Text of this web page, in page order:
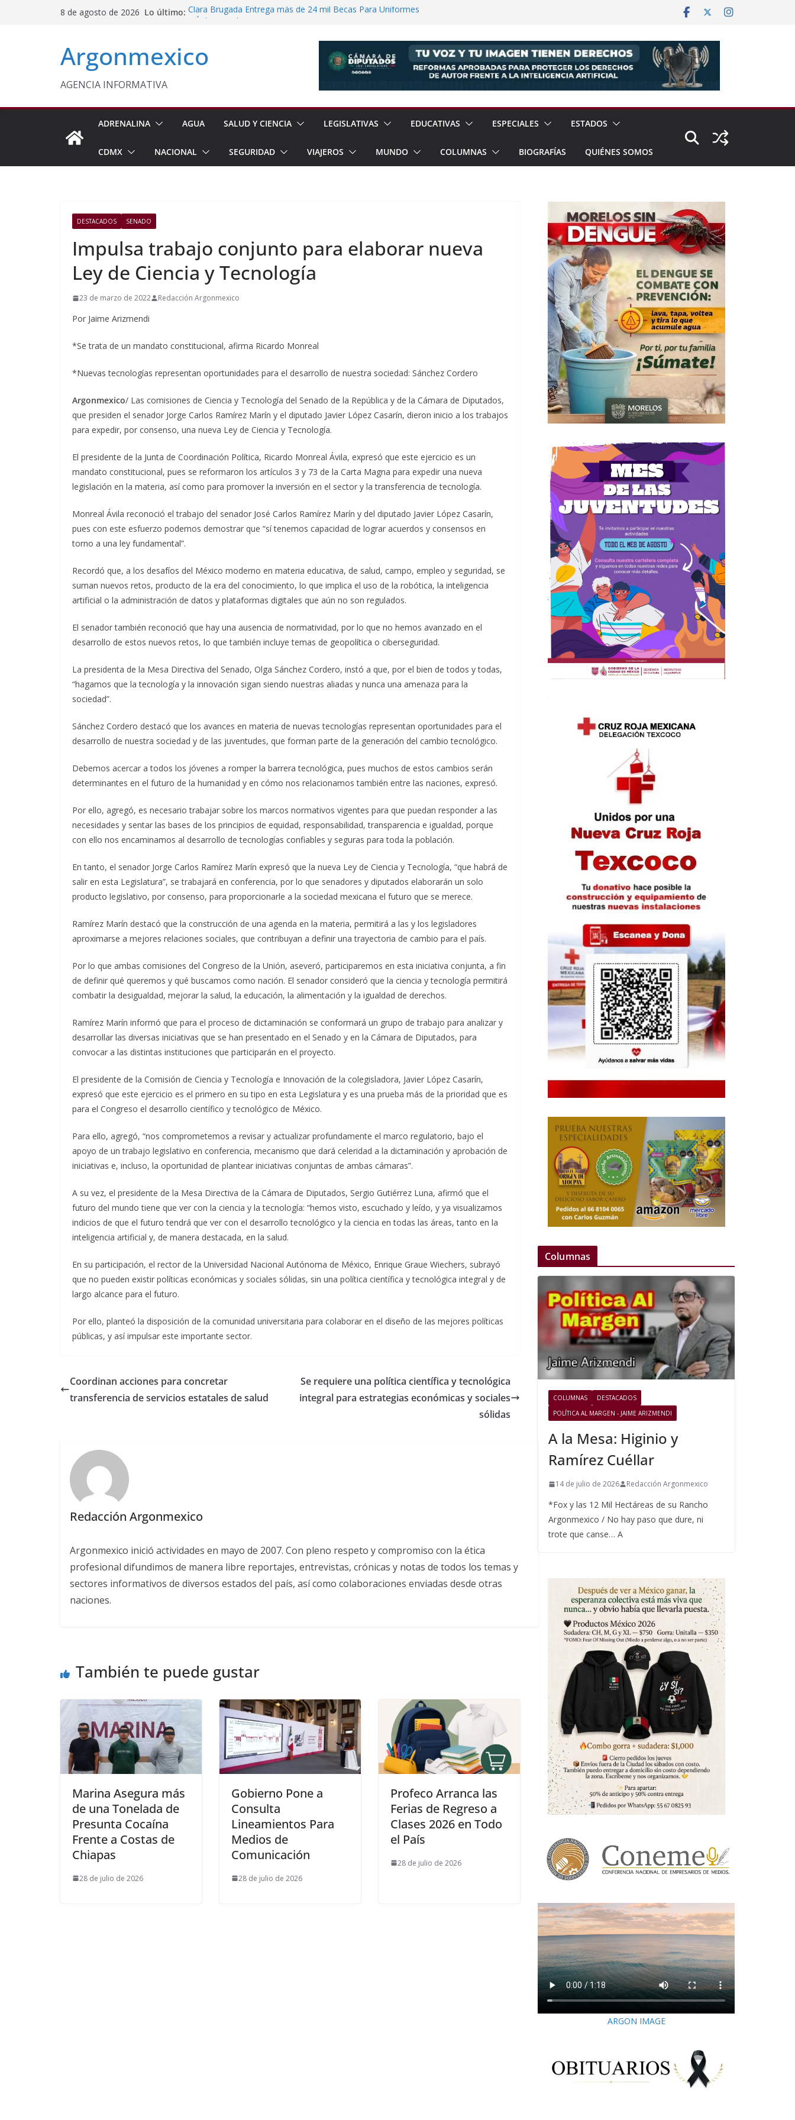
8 de agosto de 2026 Lo último: Clara Brugada Entrega más de 24 mil Becas Para Uniformes
Chimalhuacán
Sheinbaum Entrega Pensión Mujeres Bienestar a
y Perú
Argonmexico
AGENCIA INFORMATIVA
ADRENALINA AGUA SALUD Y CIENCIA LEGISLATIVAS EDUCATIVAS ESPECIALES ESTADOS
CDMX NACIONAL SEGURIDAD VIAJEROS MUNDO COLUMNAS BIOGRAFÍAS QUIÉNES SOMOS
DESTACADOS SENADO
Impulsa trabajo conjunto para elaborar nueva
Ley de Ciencia y Tecnología
23 de marzo de 2022 Redacción Argonmexico
Por Jaime Arizmendi
*Se trata de un mandato constitucional, afirma Ricardo Monreal
*Nuevas tecnologías representan oportunidades para el desarrollo de nuestra sociedad: Sánchez Cordero
Argonmexico/ Las comisiones de Ciencia y Tecnología del Senado de la República y de la Cámara de Diputados,
que presiden el senador Jorge Carlos Ramírez Marín y el diputado Javier López Casarín, dieron inicio a los trabajos
para expedir, por consenso, una nueva Ley de Ciencia y Tecnología.
El presidente de la Junta de Coordinación Política, Ricardo Monreal Ávila, expresó que este ejercicio es un
mandato constitucional, pues se reformaron los artículos 3 y 73 de la Carta Magna para expedir una nueva
legislación en la materia, así como para promover la inversión en el sector y la transferencia de tecnología.
Monreal Ávila reconoció el trabajo del senador José Carlos Ramírez Marín y del diputado Javier López Casarín,
pues con este esfuerzo podemos demostrar que “sí tenemos capacidad de lograr acuerdos y consensos en
torno a una ley fundamental”.
Recordó que, a los desafíos del México moderno en materia educativa, de salud, campo, empleo y seguridad, se
suman nuevos retos, producto de la era del conocimiento, lo que implica el uso de la robótica, la inteligencia
artificial o la administración de datos y plataformas digitales que aún no son regulados.
El senador también reconoció que hay una ausencia de normatividad, por lo que no hemos avanzado en el
desarrollo de estos nuevos retos, lo que también incluye temas de geopolítica o ciberseguridad.
La presidenta de la Mesa Directiva del Senado, Olga Sánchez Cordero, instó a que, por el bien de todos y todas,
“hagamos que la tecnología y la innovación sigan siendo nuestras aliadas y nunca una amenaza para la
sociedad”.
Sánchez Cordero destacó que los avances en materia de nuevas tecnologías representan oportunidades para el
desarrollo de nuestra sociedad y de las juventudes, que forman parte de la generación del cambio tecnológico.
Debemos acercar a todos los jóvenes a romper la barrera tecnológica, pues muchos de estos cambios serán
determinantes en el futuro de la humanidad y en cómo nos relacionamos también entre las naciones, expresó.
Por ello, agregó, es necesario trabajar sobre los marcos normativos vigentes para que puedan responder a las
necesidades y sentar las bases de los principios de equidad, responsabilidad, transparencia e igualdad, porque
con ello nos encaminamos al desarrollo de tecnologías confiables y seguras para toda la población.
En tanto, el senador Jorge Carlos Ramírez Marín expresó que la nueva Ley de Ciencia y Tecnología, “que habrá de
salir en esta Legislatura”, se trabajará en conferencia, por lo que senadores y diputados elaborarán un solo
producto legislativo, por consenso, para proporcionarle a la sociedad mexicana el futuro que se merece.
Ramírez Marín destacó que la construcción de una agenda en la materia, permitirá a las y los legisladores
aproximarse a mejores relaciones sociales, que contribuyan a definir una trayectoria de cambio para el país.
Por lo que ambas comisiones del Congreso de la Unión, aseveró, participaremos en esta iniciativa conjunta, a fin
de definir qué queremos y qué buscamos como nación. El senador consideró que la ciencia y tecnología permitirá
combatir la desigualdad, mejorar la salud, la educación, la alimentación y la igualdad de derechos.
Ramírez Marín informó que para el proceso de dictaminación se conformará un grupo de trabajo para analizar y
desarrollar las diversas iniciativas que se han presentado en el Senado y en la Cámara de Diputados, para
convocar a las distintas instituciones que participarán en el proyecto.
El presidente de la Comisión de Ciencia y Tecnología e Innovación de la colegisladora, Javier López Casarín,
expresó que este ejercicio es el primero en su tipo en esta Legislatura y es una prueba más de la prioridad que es
para el Congreso el desarrollo científico y tecnológico de México.
Para ello, agregó, “nos comprometemos a revisar y actualizar profundamente el marco regulatorio, bajo el
apoyo de un trabajo legislativo en conferencia, mecanismo que dará celeridad a la dictaminación y aprobación de
iniciativas e, incluso, la oportunidad de plantear iniciativas conjuntas de ambas cámaras”.
A su vez, el presidente de la Mesa Directiva de la Cámara de Diputados, Sergio Gutiérrez Luna, afirmó que el
futuro del mundo tiene que ver con la ciencia y la tecnología: “hemos visto, escuchado y leído, y ya visualizamos
indicios de que el futuro tendrá que ver con el desarrollo tecnológico y la ciencia en todas las áreas, tanto en la
inteligencia artificial y, de manera destacada, en la salud.
En su participación, el rector de la Universidad Nacional Autónoma de México, Enrique Graue Wiechers, subrayó
que no pueden existir políticas económicas y sociales sólidas, sin una política científica y tecnológica integral y de
largo alcance para el futuro.
Por ello, planteó la disposición de la comunidad universitaria para colaborar en el diseño de las mejores políticas
públicas, y así impulsar este importante sector.
Coordinan acciones para concretar
transferencia de servicios estatales de salud
Se requiere una política científica y tecnológica
integral para estrategias económicas y sociales
sólidas
Redacción Argonmexico
Argonmexico inició actividades en mayo de 2007. Con pleno respeto y compromiso con la ética
profesional difundimos de manera libre reportajes, entrevistas, crónicas y notas de todos los temas y
sectores informativos de diversos estados del país, así como colaboraciones enviadas desde otras
naciones.
También te puede gustar
Marina Asegura más
de una Tonelada de
Presunta Cocaína
Frente a Costas de
Chiapas
28 de julio de 2026
Gobierno Pone a
Consulta
Lineamientos Para
Medios de
Comunicación
28 de julio de 2026
Profeco Arranca las
Ferias de Regreso a
Clases 2026 en Todo
el País
28 de julio de 2026
Columnas
COLUMNAS
DESTACADOS
POLÍTICA AL MARGEN - JAIME ARIZMENDI
A la Mesa: Higinio y
Ramírez Cuéllar
14 de julio de 2026 Redacción Argonmexico
*Fox y las 12 Mil Hectáreas de su Rancho
Argonmexico / No hay paso que dure, ni
trote que canse… A
ARGON IMAGE